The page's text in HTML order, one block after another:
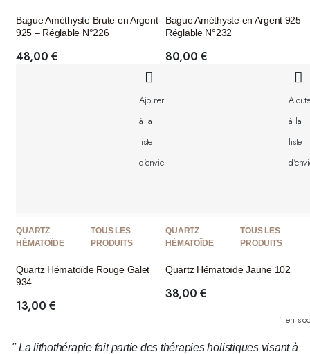
Bague Améthyste Brute en Argent
925 – Réglable N°226
48,00€
Bague Améthyste en Argent 925 –
Réglable N°232
80,00€
Ajouter
à la
liste
d'envies
QUARTZ
HÉMATOÏDE
TOUS LES
PRODUITS
Quartz Hématoïde Rouge Galet
934
13,00€
à la
liste
QUARTZ
HÉMATOÏDE
TOUS LES
PRODUITS
Quartz Hématoïde Jaune 102
38,00€
1 en
" La lithothérapie fait partie des thérapies holistiques visant à